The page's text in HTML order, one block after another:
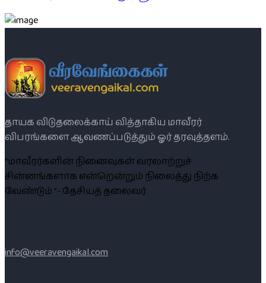
தாயக விடுதலைக்காய் வித்தாகிய மாவீரர்
விபரங்களை ஆவணப்படுத்தும் ஓர் தரவுத்தளம்.
“மாவீரர்களின் நினைவுகள் வரலாற்றுச்
சின்னங்களாக என்றென்றும் நிலைத்து நிற்க
வேண்டும் ”- தேசியத் தலைவர்
info@veeravengaikal.com